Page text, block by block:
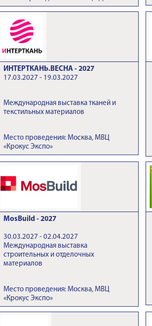
ИНТЕРТКАНЬ.ВЕСНА - 2027
17.03.2027 - 19.03.2027
Международная выставка тканей и
текстильных материалов
Место проведения: Москва, МВЦ
«Крокус Экспо»
MosBuild - 2027
30.03.2027 - 02.04.2027
Международная выставка
строительных и отделочных
материалов
Место проведения: Москва, МВЦ
«Крокус Экспо»